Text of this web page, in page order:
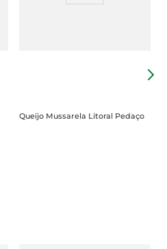
Queijo Mussarela Litoral Pedaço